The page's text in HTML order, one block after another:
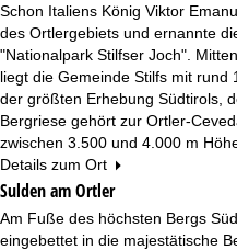
Schon Italiens König Viktor
des Ortlergebiets und ernannte
"Nationalpark Stilfser Joch".
liegt die Gemeinde Stilfs mit
der größten Erhebung Südtirols,
Bergriese gehört zur Ortler-
zwischen 3.500 und 4.000 m
Details zum Ort
Sulden am Ortler
Am Fuße des höchsten Bergs
eingebettet in die majestätische